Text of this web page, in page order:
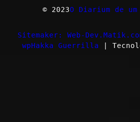
© 2023O Diarium de
Sitemaker: Web-
wpHakka Guerrilla |